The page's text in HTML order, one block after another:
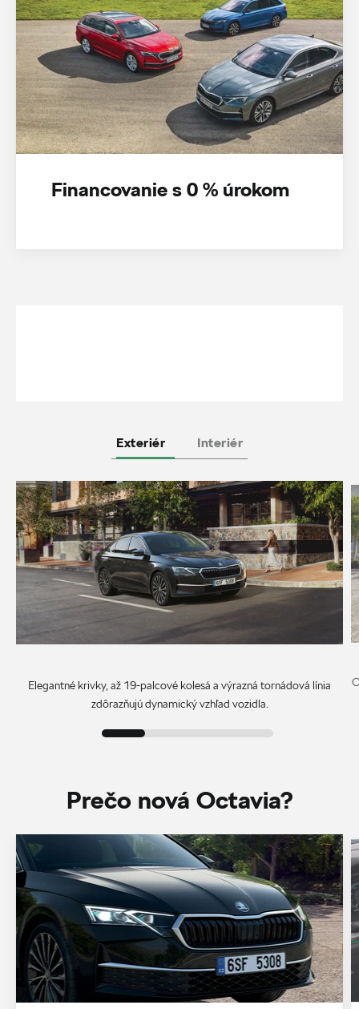
Financovanie s 0 % úrokom
Exteriér Interiér
Elegantné krivky, až 19-palcové kolesá a výrazná tornádová línia
zdôrazňujú dynamický vzhľad vozidla.
Prečo nová Octavia?